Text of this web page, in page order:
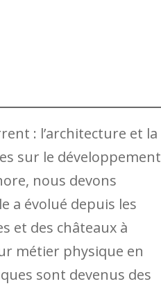
: l’architecture et la
sur le développement
nous devons
a évolué depuis les
et des châteaux à
métier physique en
sont devenus des